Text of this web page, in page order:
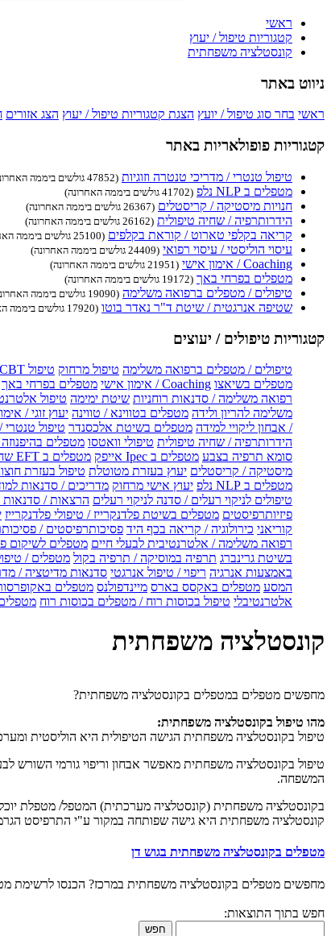
ראשי
קטגוריות טיפול / יעוץ
קונסטלציה משפחתית
ניווט באתר
ראשי בחר סוג טיפול / יועץ הצגת קטגוריות טיפול / יעוץ הצג אזורים
קטגוריות פופולאריות באתר
טיפול טנטרי / מדריכי טנטרה וזוגיות (47852 גולשים ביממה האחרונה)
מטפלים ב NLP נלפ (41702 גולשים ביממה האחרונה)
חנויות מיסטיקה / קריסטלים (26367 גולשים ביממה האחרונה)
הידרותרפיה / שחיה טיפולית (26162 גולשים ביממה האחרונה)
קריאה בקלפי טארוט / קוראת בקלפים (25100 גולשים ביממה האחרונה)
עיסוי הוליסטי / עיסוי רפואי (24409 גולשים ביממה האחרונה)
Coaching / אימון אישי (21951 גולשים ביממה האחרונה)
מטפלים בפרחי באך (19172 גולשים ביממה האחרונה)
טיפולים / מטפלים ברפואה משלימה (19090 גולשים ביממה האחרונה)
שטיפה אנרגטית / שיטת ד"ר נאדר בוטו (17920 גולשים ביממה האחרונה)
קטגוריות טיפולים / יעוצים
טיפולים / מטפלים ברפואה משלימה טיפול מרחוק טיפול CBT / טיפול CBT און ליין
מטפלים בשיאצו Coaching / אימון אישי מטפלים בפרחי באך
רפואה משלימה / סדנאות רוחניות שיטת ימימה טיפול
משלימה להריון ולידה מטפלים בטווינא / טווינה יעוץ זוגי /
/ אבחון ליקויי למידה מטפלים בשיטת אלכסנדר טיפול טנטרי
הידרותרפיה / שחיה טיפולית טיפולי וואטסו מטפלים
סומא תרפיה בצבע מטפלים ב Ipec אייפק מטפלים ב EFT שחרור ריגשי
מיסטיקה / קריסטלים יעוץ בעזרת מטוטלת טיפול בעזרת
מטפלים ב NLP נלפ
יעוץ אישי מרחוק מדריכים / סדנאות
טיפולים לניקוי רעלים / סדנה לניקוי רעלים הרצאות / סדנאות
פיזיותרפיסטים מטפלים בשיטת פלדנקרייז / טיפולי פלדנקרייז
קוריאני כירולוגיה / קריאה בכף היד פסיכותרפיסטים /
רפואה משלימה / אלטרנטיבית לבעלי חיים מטפלים לשיקום
בשיטת גרינברג תרפיה במוסיקה / תרפיה בקול מטפלים /
באמצעות אנרגיה ריפוי / טיפול אנרגטי סדנאות מדיטציה /
המסע מטפלים באקסס בארס מיינדפולנס מטפלים
אלטרנטיבלי טיפול בכוסות רוח / מטפלים בכוסות רוח
קונסטלציה משפחתית
מחפשים מטפלים במטפלים בקונסטלציה משפחתית?
מהו טיפול בקונסטלציה משפחתית:
טיפול בקונסטלציה משפחתית הגישה הטיפולית היא הוליסטית
טיפול בקונסטלציה משפחתית מאפשר אבחון וריפוי גורמי השורש
המשפחה.
בקונסטלציה משפחתית (קונסטלציה מערכתית) המטפל/ מטפלת
קונסטלציה משפחתית היא גישה שפותחה במקור ע"י התרפיסט
מטפלים בקונסטלציה משפחתית בגוש דן
מחפשים מטפלים בקונסטלציה משפחתית במרכז? הכנסו לרשימת
חפש בתוך התוצאות:
חפש